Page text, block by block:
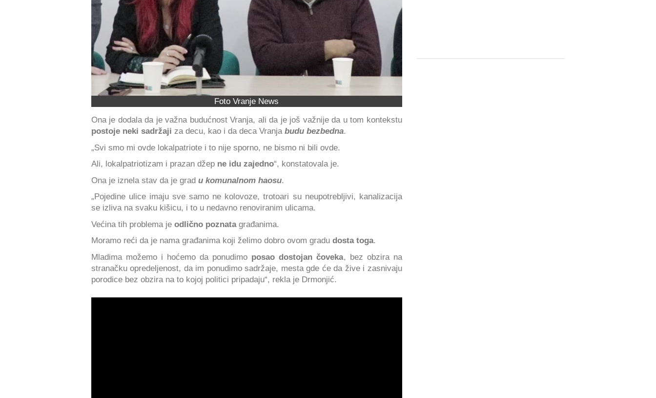
Foto Vranje News
Ona je dodala da je važna budućnost Vranja, ali da je još važnije da u tom kontekstu
postoje neki sadržaji za decu, kao i da deca Vranja budu bezbedna.
„Svi smo mi ovde lokalpatriote i to nije sporno, ne bismo ni bili ovde.
Ali, lokalpatriotizam i prazan džep ne idu zajedno“, konstatovala je.
Ona je iznela stav da je grad u komunalnom haosu.
„Pojedine ulice imaju sve samo ne kolovoze, trotoari su neupotrebljivi, kanalizacija
se izliva na svaku kišicu, i to u nedavno renoviranim ulicama.
Većina tih problema je odlično poznatagrađanima.
Moramo reći da je nama građanima koji želimo dobro ovom gradu dosta toga.
Mladima možemo i hoćemo da ponudimo posao dostojan čoveka, bez obzira na
stranačku opredeljenost, da im ponudimo sadržaje, mesta gde će da žive i zasnivaju
porodice bez obzira na to kojoj politici pripadaju“, rekla je Drmonjić.